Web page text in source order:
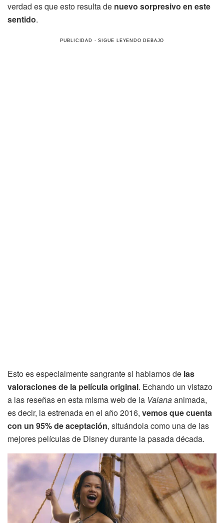
verdad es que esto resulta de nuevo sorpresivo en este
sentido.
Esto es especialmente sangrante si hablamos de las
valoraciones de la película original. Echando un vistazo
a las reseñas en esta misma web de la Vaianaanimada,
es decir, la estrenada en el año 2016, vemos que cuenta
con un 95% de aceptación, situándola como una de las
mejores películas de Disney durante la pasada década.